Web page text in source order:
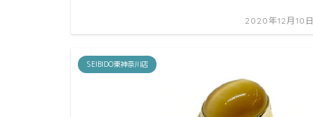
2020年12月10日
SEIBIDO東神奈川店